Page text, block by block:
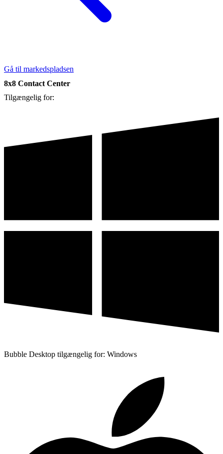
Gå til markedspladsen
8x8 Contact Center
Tilgængelig for:
Bubble Desktop tilgængelig for: Windows